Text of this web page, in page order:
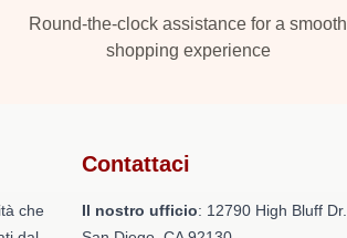
Round-the-clock assistance for a smooth
shopping experience
che
Contattaci
Il nostro ufficio: 12790 High Bluff Dr.